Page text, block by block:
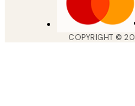
COPYRIGHT ©